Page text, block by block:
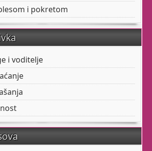
Učinite nešto za sebe!
Posvetite jedan sat sebi,
Osim dobrog fizičkog
stanaj tijela,
jogom liječe ili ublažuju razne vrste
i pokretom
i voditelje